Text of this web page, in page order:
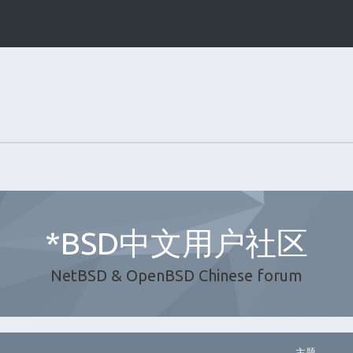
*BSD中文用户社区
NetBSD & OpenBSD Chinese forum